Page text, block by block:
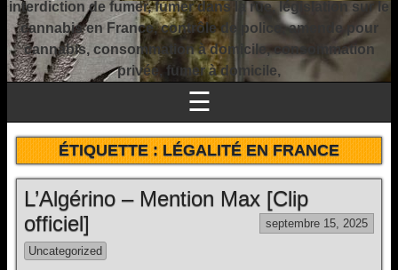
interdiction de fumer, fumer dans la rue, législation sur le
cannabis en France, contrôle de police, amende pour
cannabis, consommation à domicile, consommation
privée, fumer à domicile,
☰
ÉTIQUETTE :LÉGALITÉ EN FRANCE
L’Algérino – Mention Max [Clip
officiel]
septembre 15, 2025
Uncategorized